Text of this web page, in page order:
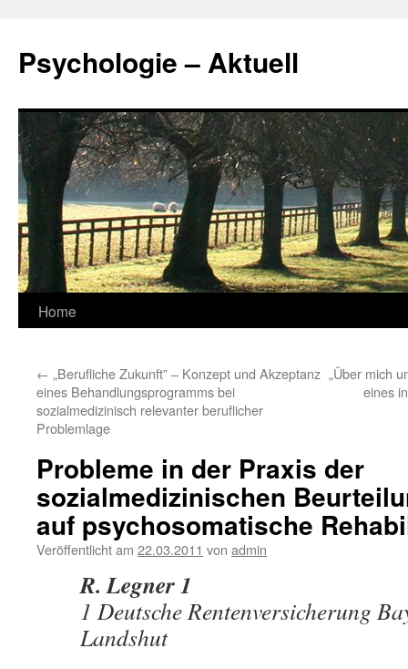
springen
Psychologie – Aktuell
Home
← „Berufliche Zukunft” – Konzept und Akzeptanz
eines Behandlungsprogramms bei
sozialmedizinisch relevanter beruflicher
Problemlage
„Über mich
eines
Probleme in der Praxis der
sozialmedizinischen
auf psychosomatische
Veröffentlicht am 22.03.2011 von admin
R. Legner 1
1 Deutsche Rentenversicherung
Landshut